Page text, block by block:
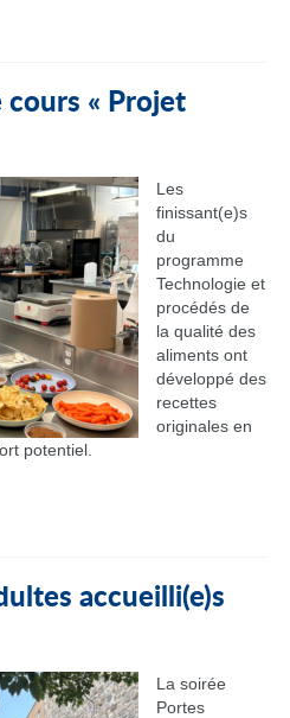
cours « Projet
Les
finissant(e)s
du
programme
Technologie et
procédés de
la qualité des
aliments ont
développé des
recettes
originales en
potentiel.
accueilli(e)s
La soirée
Portes